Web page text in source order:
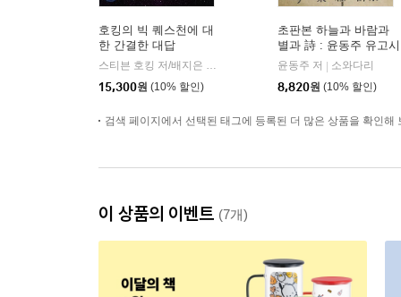
호킹의 빅 퀘스천에 대
한 간결한 대답
스티븐 호킹 저/배지은 역
까치(까치글방)
15,300원 (10% 할인)
초판본 하늘과 바람과
별과 詩 : 윤동주 유고시
집
윤동주 저
소와다리
8,820원 (10% 할인)
검색 페이지에서 선택된 태그에 등록된 더 많은 상품을 확인해
이 상품의 이벤트 (7개)